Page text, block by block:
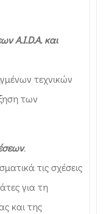
A.I.D.A. και
τεχνικών
των
.
τις σχέσεις
για τη
και της